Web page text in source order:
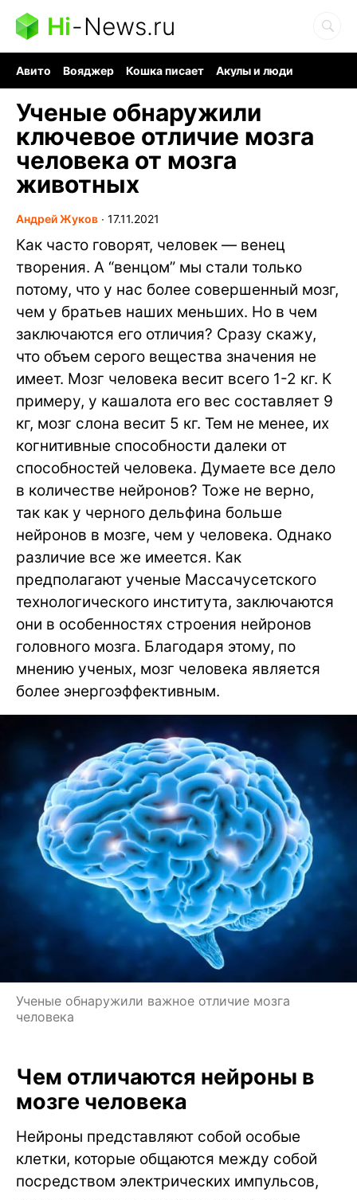
Hi-News.ru
Авито Вояджер Кошка писает
Акулы и люди
Ученые обнаружили
ключевое отличие мозга
человека от мозга
животных
Андрей Жуков ∙ 17.11.2021
Как часто говорят, человек — венец
творения. А “венцом” мы стали только
потому, что у нас более совершенный мозг,
чем у братьев наших меньших. Но в чем
заключаются его отличия? Сразу скажу,
что объем серого вещества значения не
имеет. Мозг человека весит всего 1-2 кг. К
примеру, у кашалота его вес составляет 9
кг, мозг слона весит 5 кг. Тем не менее, их
когнитивные способности далеки от
способностей человека. Думаете все дело
в количестве нейронов? Тоже не верно,
так как у черного дельфина больше
нейронов в мозге, чем у человека. Однако
различие все же имеется. Как
предполагают ученые Массачусетского
технологического института, заключаются
они в особенностях строения нейронов
головного мозга. Благодаря этому, по
мнению ученых, мозг человека является
более энергоэффективным.
Ученые обнаружили важное отличие мозга
человека
Чем отличаются нейроны в
мозге человека
Нейроны представляют собой особые
клетки, которые общаются между собой
посредством электрических импульсов,